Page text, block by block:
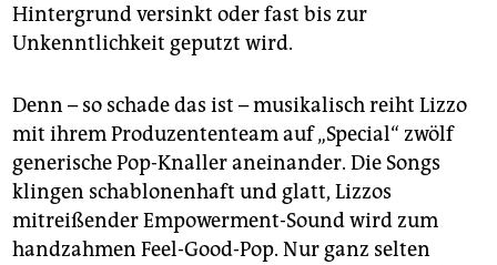
Hintergrund versinkt oder fast bis zur
Unkenntlichkeit geputzt wird.
Denn – so schade das ist – musikalisch reiht Lizzo
mit ihrem Produzententeam auf „Special“ zwölf
generische Pop-Knaller aneinander. Die Songs
klingen schablonenhaft und glatt, Lizzos
mitreißender Empowerment-Sound wird zum
handzahmen Feel-Good-Pop. Nur ganz selten